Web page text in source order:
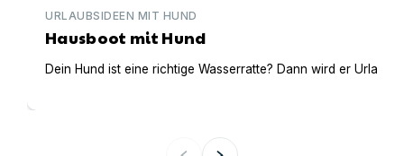
URLAUBSIDEEN MIT HUND
Hausboot mit Hund
Dein Hund ist eine richtige Wasserratte? Dann wird er